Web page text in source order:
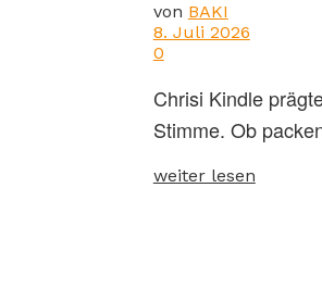
von BAKI
8. Juli 2026
0
Chrisi Kindle
Stimme. Ob
weiter lesen